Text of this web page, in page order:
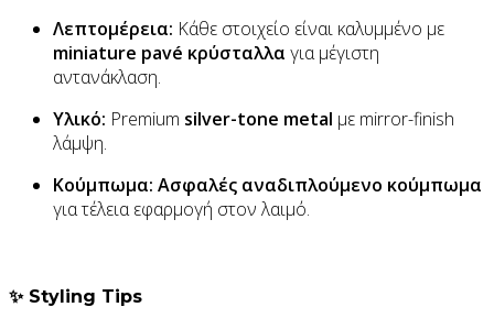
Λεπτομέρεια: Κάθε στοιχείο είναι καλυμμένο με
miniature pavé κρύσταλλα για μέγιστη
αντανάκλαση.
Υλικό: Premium silver-tone metal με mirror-finish
λάμψη.
Κούμπωμα: Ασφαλές αναδιπλούμενο κούμπωμα
για τέλεια εφαρμογή στον λαιμό.
✨ Styling Tips